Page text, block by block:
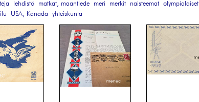
lehdistö matkat, maantiede meri merkit naisteemat olympialaiset
USA, Kanada yhteiskunta